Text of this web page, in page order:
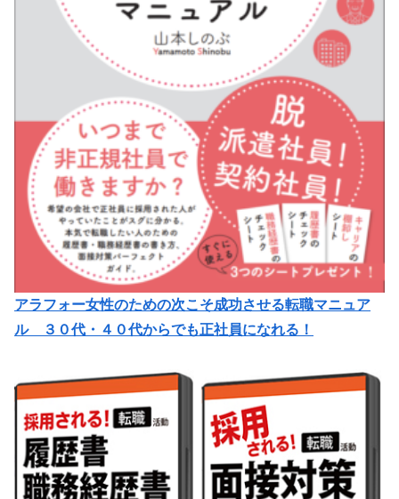
アラフォー女性のための次こそ成功させる転職マニュア
ル ３０代・４０代からでも正社員になれる！